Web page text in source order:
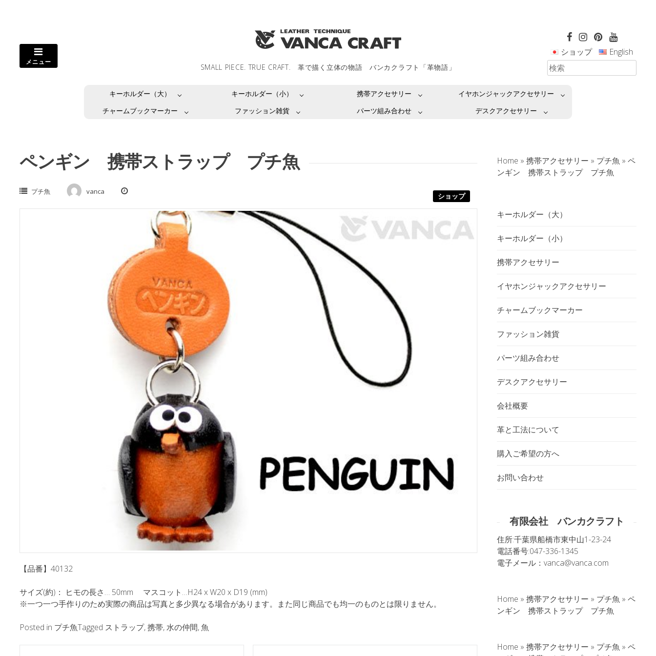
SMALL PIECE. TRUE CRAFT. 革で描く立体の物語 バンカクラフト「革物語」
メニュー
ショップ English
キーホルダー（大） キーホルダー（小） 携帯アクセサリー
イヤホンジャックアクセサリー
チャームブックマーカー
ファッション雑貨 パーツ組み合わせ デスクアクセサリー
ペンギン 携帯ストラップ プチ魚
ショップ
プチ魚 vanca
【品番】40132
サイズ(約)： ヒモの長さ… 50mm マスコット…H24 x W20 x D19 (mm)
※一つ一つ手作りのため実際の商品は写真と多少異なる場合があります。また同じ商品でも均一のものとは限りません。
Posted in プチ魚Tagged ストラップ,携帯,水の仲間,魚
Home » 携帯アクセサリー » プチ魚 » ペ
ンギン 携帯ストラップ プチ魚
キーホルダー（大）
キーホルダー（小）
携帯アクセサリー
イヤホンジャックアクセサリー
チャームブックマーカー
ファッション雑貨
パーツ組み合わせ
デスクアクセサリー
会社概要
革と工法について
購入ご希望の方へ
お問い合わせ
有限会社 バンカクラフト
住所:千葉県船橋市東中山1-23-24
電話番号:047-336-1345
電子メール： vanca@vanca.com
Home » 携帯アクセサリー » プチ魚 » ペ
ンギン 携帯ストラップ プチ魚
Home » 携帯アクセサリー » プチ魚 » ペ